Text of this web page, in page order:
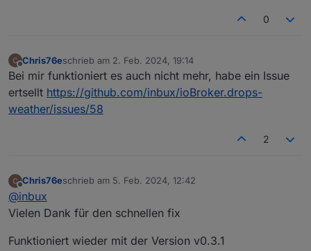
0
Offline
Chris76eschrieb am 2. Feb. 2024, 19:14
zuletzt editiert von
Bei mir funktioniert es auch nicht mehr, habe ein Issue
ertsellt https://github.com/inbux/ioBroker.drops-
weather/issues/58
2
Offline
Chris76eschrieb am 5. Feb. 2024, 12:42
zuletzt editiert von
@inbux
Vielen Dank für den schnellen fix
Funktioniert wieder mit der Version v0.3.1